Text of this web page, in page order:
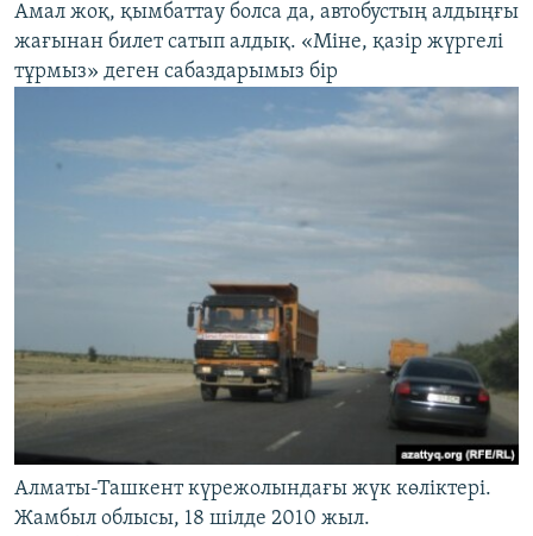
Амал жоқ, қымбаттау болса да, автобустың алдыңғы
жағынан билет сатып алдық. «Міне, қазір жүргелі
тұрмыз» деген сабаздарымыз бір
Алматы-Ташкент күрежолындағы жүк көліктері.
Жамбыл облысы, 18 шілде 2010 жыл.